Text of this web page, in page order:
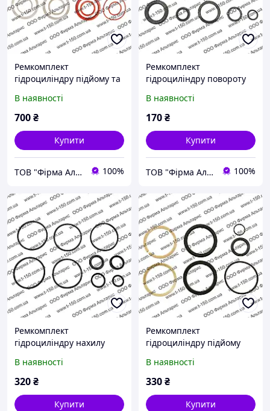
Ремкомплект
гідроциліндру підйому та
навантажувача Т-156,
старого зразка, силікон
В наявності
700₴
Купити
ТОВ "Фірма Альтаріс" 100%
Ремкомплект
гідроциліндру повороту
Д=63 мм.
В наявності
170₴
Купити
ТОВ "Фірма Альтаріс" 100%
Ремкомплект
гідроциліндру нахилу
навантажувач Д=100
(4081-4614010)
В наявності
320₴
Купити
Ремкомплект
гідроциліндру підйому
ТО-30
В наявності
330₴
Купити